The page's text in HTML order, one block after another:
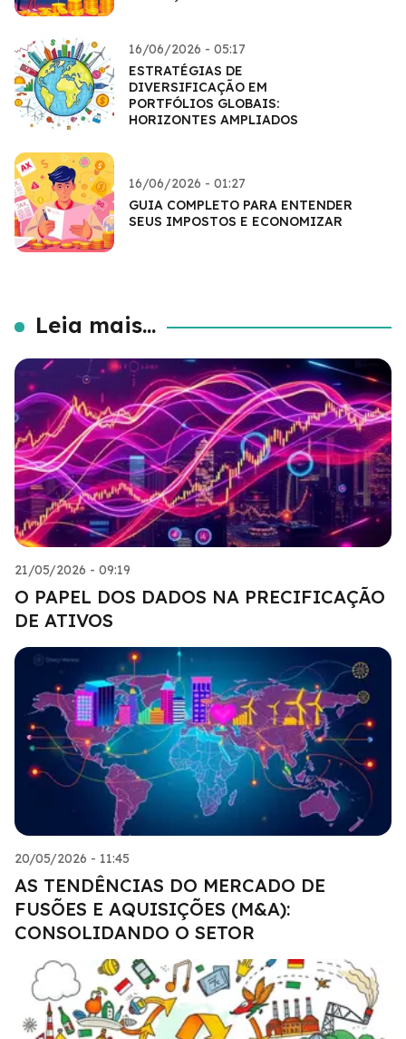
16/06/2026 - 05:17
ESTRATÉGIAS DE
DIVERSIFICAÇÃO EM
PORTFÓLIOS GLOBAIS:
HORIZONTES AMPLIADOS
16/06/2026 - 01:27
GUIA COMPLETO PARA ENTENDER
SEUS IMPOSTOS E ECONOMIZAR
Leia mais...
21/05/2026 - 09:19
O PAPEL DOS DADOS NA PRECIFICAÇÃO
DE ATIVOS
20/05/2026 - 11:45
AS TENDÊNCIAS DO MERCADO DE
FUSÕES E AQUISIÇÕES (M&A):
CONSOLIDANDO O SETOR